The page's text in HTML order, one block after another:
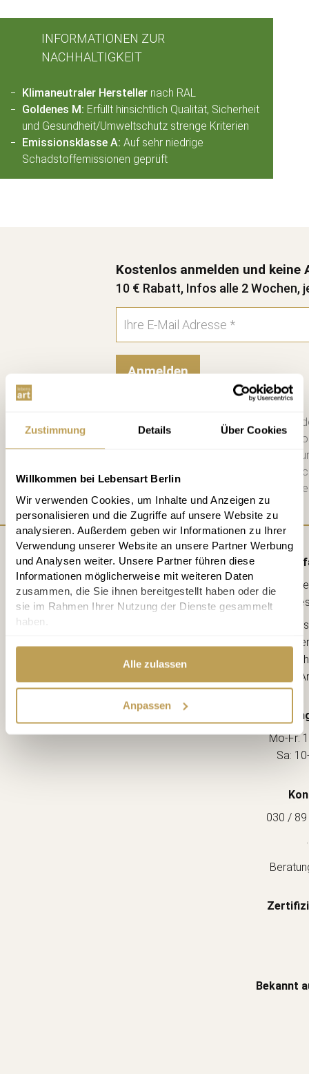
Zustimmung Details Über Cookies
Willkommen bei Lebensart Berlin
Wir verwenden Cookies, um Inhalte und Anzeigen zu
personalisieren und die Zugriffe auf unsere Website zu
analysieren. Außerdem geben wir Informationen zu Ihrer
Verwendung unserer Website an unsere Partner Werbung
und Analysen weiter. Unsere Partner führen diese
Informationen möglicherweise mit weiteren Daten
zusammen, die Sie ihnen bereitgestellt haben oder die
sie im Rahmen Ihrer Nutzung der Dienste gesammelt
haben.
Alle zulassen
Anpassen
INFORMATIONEN ZUR
NACHHALTIGKEIT
Klimaneutraler Hersteller nach RAL
Goldenes M: Erfüllt hinsichtlich Qualität, Sicherheit
und Gesundheit/Umweltschutz strenge Kriterien
Emissionsklasse A: Auf sehr niedrige
Schadstoffemissionen geprüft
Kostenlos anmelden und keine
10 € Rabatt, Infos alle 2 Wochen,
Anmelden
Bitte schicken Sie mir bis zum
zweiwöchigen Newsletter mit
habe ich
diese. Jederzeit abbestellbar.
Mail einen 10 € Gutschein für die
12163
(Ecke
-->
Mo-Fr:
Sa:
030 /
Bekannt